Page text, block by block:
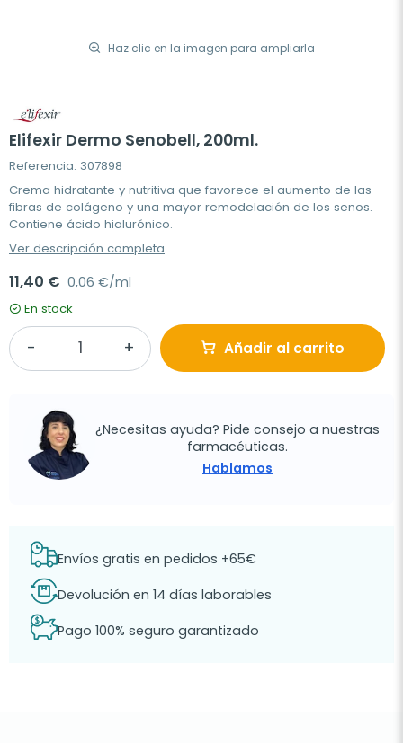
Haz clic en la imagen para ampliarla
Elifexir Dermo Senobell, 200ml.
Referencia: 307898
Crema hidratante y nutritiva que favorece el aumento de las
fibras de colágeno y una mayor remodelación de los senos.
Contiene ácido hialurónico.
Ver descripción completa
11,40 € 0,06 €/ml
En stock
Añadir al carrito
¿Necesitas ayuda? Pide consejo a nuestras
farmacéuticas.
Hablamos
Envíos gratis en pedidos +65€
Devolución en 14 días laborables
Pago 100% seguro garantizado